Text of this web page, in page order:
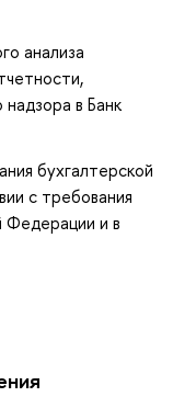
анализа
в Банк
бухгалтерской
с требования
Федерации и в